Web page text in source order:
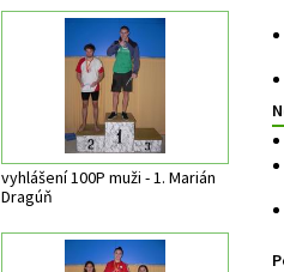
vyhlášení 100P muži - 1. Marián
Dragúň